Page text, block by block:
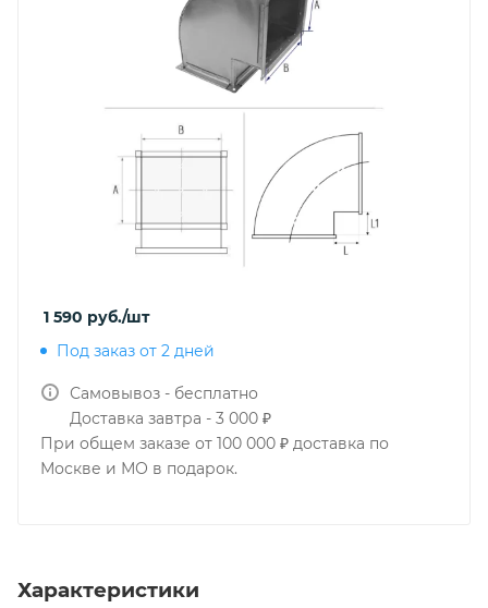
1 590 руб./шт
Под заказ от 2 дней
Самовывоз - бесплатно
Доставка завтра - 3 000 ₽
При общем заказе от 100 000 ₽ доставка по
Москве и МО в подарок.
Характеристики